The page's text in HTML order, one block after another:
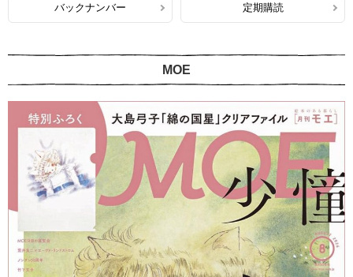
バックナンバー 定期購読
MOE